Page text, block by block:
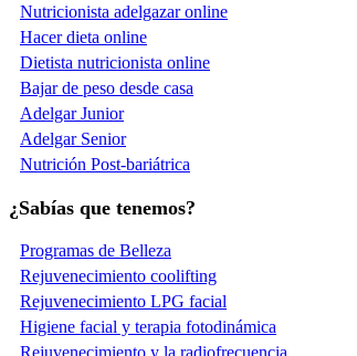
Nutricionista adelgazar online
Hacer dieta online
Dietista nutricionista online
Bajar de peso desde casa
Adelgar Junior
Adelgar Senior
Nutrición Post-bariátrica
¿Sabías que tenemos?
Programas de Belleza
Rejuvenecimiento coolifting
Rejuvenecimiento LPG facial
Higiene facial y terapia fotodinámica
Rejuvenecimiento y la radiofrecuencia